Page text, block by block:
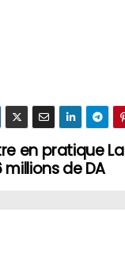
en pratique La
millions de DA